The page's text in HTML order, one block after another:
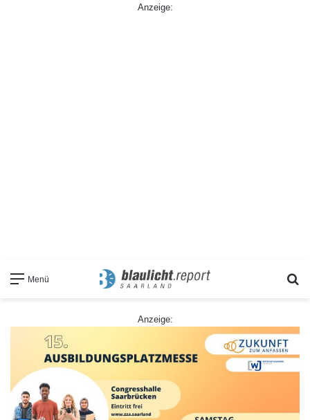
Anzeige:
Menü
Anzeige: